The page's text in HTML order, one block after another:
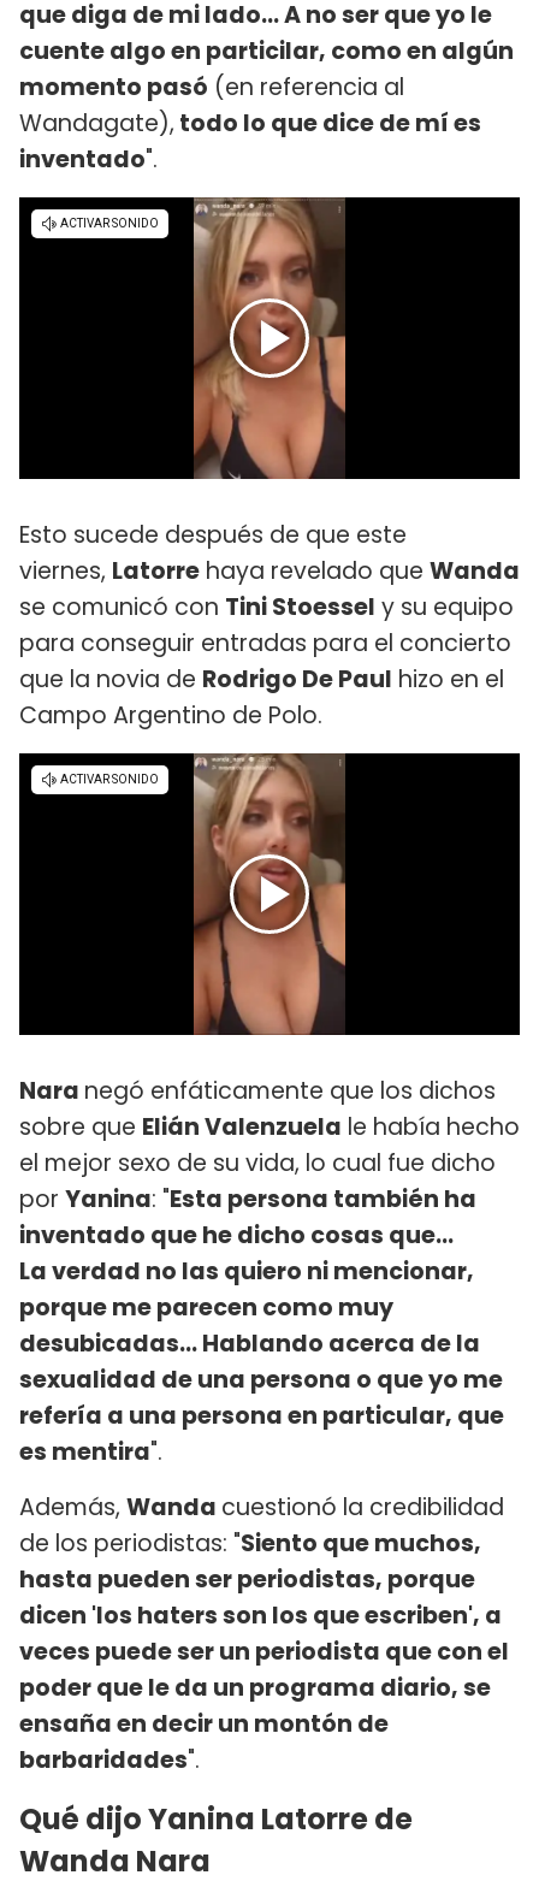
que diga de mi lado... A no ser que yo le
cuente algo en particilar, como en algún
momento pasó (en referencia al
Wandagate), todo lo que dice de mí es
inventado".
Esto sucede después de que este
viernes, Latorre haya revelado que Wanda
se comunicó con Tini Stoessel y su equipo
para conseguir entradas para el concierto
que la novia de Rodrigo De Paul hizo en el
Campo Argentino de Polo.
Nara negó enfáticamente que los dichos
sobre que Elián Valenzuela le había hecho
el mejor sexo de su vida, lo cual fue dicho
por Yanina: "Esta persona también ha
inventado que he dicho cosas que...
La verdad no las quiero ni mencionar,
porque me parecen como muy
desubicadas... Hablando acerca de la
sexualidad de una persona o que yo me
refería a una persona en particular, que
es mentira".
Además, Wanda cuestionó la credibilidad
de los periodistas: "Siento que muchos,
hasta pueden ser periodistas, porque
dicen 'los haters son los que escriben', a
veces puede ser un periodista que con el
poder que le da un programa diario, se
ensaña en decir un montón de
barbaridades".
Qué dijo Yanina Latorre de
Wanda Nara